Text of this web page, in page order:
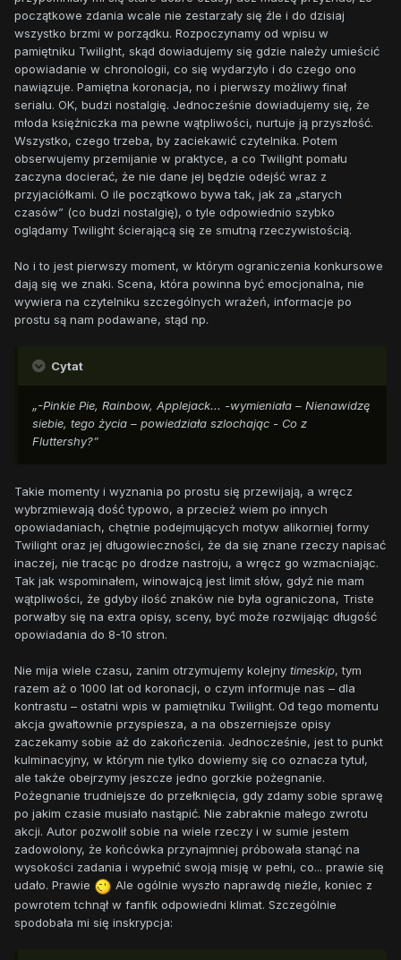
początkowe zdania wcale nie zestarzały się źle i do dzisiaj
wszystko brzmi w porządku. Rozpoczynamy od wpisu w
pamiętniku Twilight, skąd dowiadujemy się gdzie należy umieścić
opowiadanie w chronologii, co się wydarzyło i do czego ono
nawiązuje. Pamiętna koronacja, no i pierwszy możliwy finał
serialu. OK, budzi nostalgię. Jednocześnie dowiadujemy się, że
młoda księżniczka ma pewne wątpliwości, nurtuje ją przyszłość.
Wszystko, czego trzeba, by zaciekawić czytelnika. Potem
obserwujemy przemijanie w praktyce, a co Twilight pomału
zaczyna docierać, że nie dane jej będzie odejść wraz z
przyjaciółkami. O ile początkowo bywa tak, jak za „starych
czasów” (co budzi nostalgię), o tyle odpowiednio szybko
oglądamy Twilight ścierającą się ze smutną rzeczywistością.
No i to jest pierwszy moment, w którym ograniczenia konkursowe
dają się we znaki. Scena, która powinna być emocjonalna, nie
wywiera na czytelniku szczególnych wrażeń, informacje po
prostu są nam podawane, stąd np.
Cytat
„-Pinkie Pie, Rainbow, Applejack... -wymieniała – Nienawidzę
siebie, tego życia – powiedziała szlochając - Co z
Fluttershy?”
Takie momenty i wyznania po prostu się przewijają, a wręcz
wybrzmiewają dość typowo, a przecież wiem po innych
opowiadaniach, chętnie podejmujących motyw alikorniej formy
Twilight oraz jej długowieczności, że da się znane rzeczy napisać
inaczej, nie tracąc po drodze nastroju, a wręcz go wzmacniając.
Tak jak wspominałem, winowajcą jest limit słów, gdyż nie mam
wątpliwości, że gdyby ilość znaków nie była ograniczona, Triste
porwałby się na extra opisy, sceny, być może rozwijając długość
opowiadania do 8-10 stron.
Nie mija wiele czasu, zanim otrzymujemy kolejny timeskip, tym
razem aż o 1000 lat od koronacji, o czym informuje nas – dla
kontrastu – ostatni wpis w pamiętniku Twilight. Od tego momentu
akcja gwałtownie przyspiesza, a na obszerniejsze opisy
zaczekamy sobie aż do zakończenia. Jednocześnie, jest to punkt
kulminacyjny, w którym nie tylko dowiemy się co oznacza tytuł,
ale także obejrzymy jeszcze jedno gorzkie pożegnanie.
Pożegnanie trudniejsze do przełknięcia, gdy zdamy sobie sprawę
po jakim czasie musiało nastąpić. Nie zabraknie małego zwrotu
akcji. Autor pozwolił sobie na wiele rzeczy i w sumie jestem
zadowolony, że końcówka przynajmniej próbowała stanąć na
wysokości zadania i wypełnić swoją misję w pełni, co... prawie się
udało. Prawie
Ale ogólnie wyszło naprawdę nieźle, koniec z
powrotem tchnął w fanfik odpowiedni klimat. Szczególnie
spodobała mi się inskrypcja: